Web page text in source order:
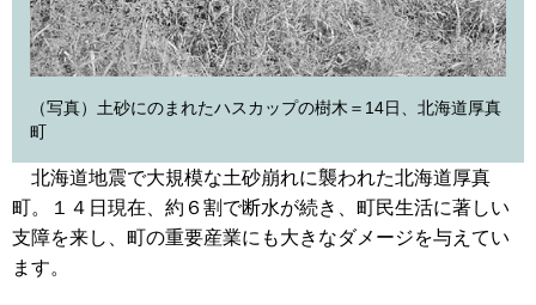
（写真）土砂にのまれたハスカップの樹木＝14日、北海道厚真
町
北海道地震で大規模な土砂崩れに襲われた北海道厚真
町。１４日現在、約６割で断水が続き、町民生活に著しい
支障を来し、町の重要産業にも大きなダメージを与えてい
ます。